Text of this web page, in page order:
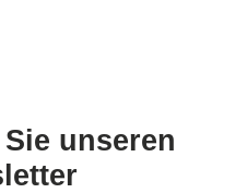
unseren